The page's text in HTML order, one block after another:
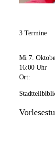
3 Termine
Mi 7.
16:00 Uhr
Ort: